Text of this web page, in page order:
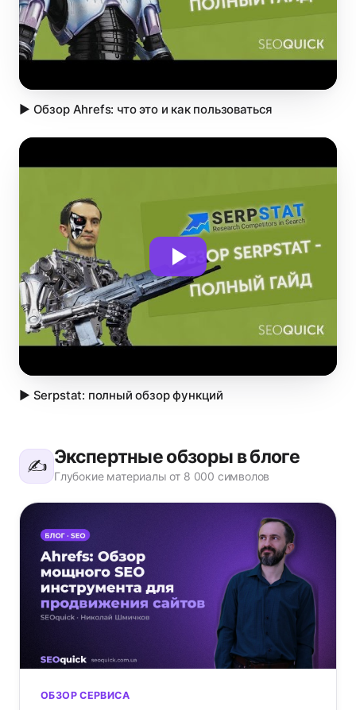
▶ Обзор Ahrefs: что это и как пользоваться
▶ Serpstat: полный обзор функций
✍️ Экспертные обзоры в блоге
Глубокие материалы от 8 000 символов
ОБЗОР СЕРВИСА